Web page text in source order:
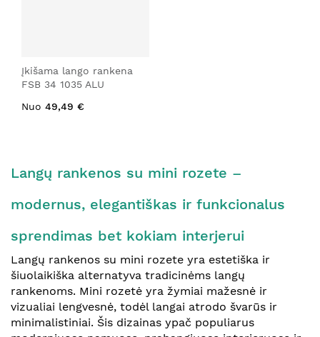
Įkišama lango rankena
FSB 34 1035 ALU
Nuo 49,49 €
Langų rankenos su mini rozete –
modernus, elegantiškas ir funkcionalus
sprendimas bet kokiam interjerui
Langų rankenos su mini rozete yra estetiška ir
šiuolaikiška alternatyva tradicinėms langų
rankenoms. Mini rozetė yra žymiai mažesnė ir
vizualiai lengvesnė, todėl langai atrodo švarūs ir
minimalistiniai. Šis dizainas ypač populiarus